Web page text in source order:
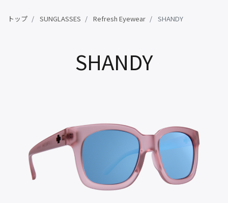
トップ SUNGLASSES Refresh Eyewear SHANDY
SHANDY